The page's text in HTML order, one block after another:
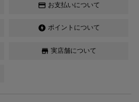
credit_card お支払いについて
offline_bolt ポイントについて
store 実店舗について